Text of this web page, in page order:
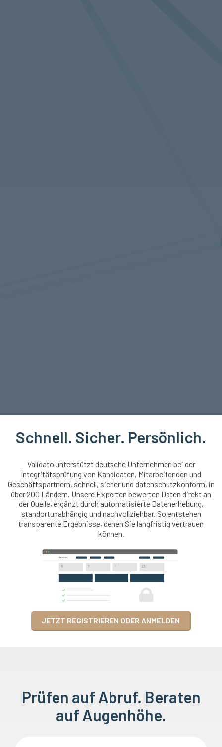
Schnell. Sicher. Persönlich.
Validato unterstützt deutsche Unternehmen bei der
Integritätsprüfung von Kandidaten, Mitarbeitenden und
Geschäftspartnern, schnell, sicher und datenschutzkonform, in
über 200 Ländern. Unsere Experten bewerten Daten direkt an
der Quelle, ergänzt durch automatisierte Datenerhebung,
standortunabhängig und nachvollziehbar. So entstehen
transparente Ergebnisse, denen Sie langfristig vertrauen
können.
JETZT REGISTRIEREN ODER ANMELDEN
Prüfen auf Abruf. Beraten
auf Augenhöhe.